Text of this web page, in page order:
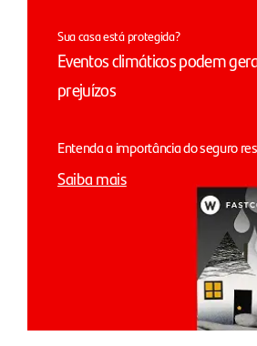
Sua casa está protegida?
Eventos climáticos podem
prejuízos
Entenda a importância do seguro
Saiba mais